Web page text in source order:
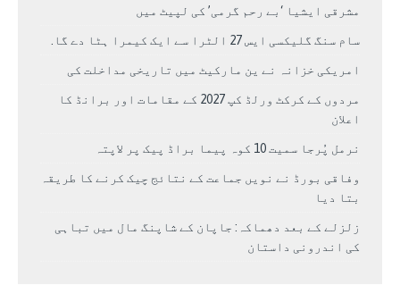
مشرقی ایشیا ‘بے رحم گرمی’ کی لپیٹ میں
سام سنگ گلیکسی ایس 27 الٹرا سے ایک کیمرا ہٹا دے گا.
امریکی خزانہ نے ین مارکیٹ میں تاریخی مداخلت کی
مردوں کے کرکٹ ورلڈ کپ 2027 کے مقامات اور برانڈ کا
اعلان
نرمل پُرجا سمیت 10 کوہ پیما براڈ پیک پر لاپتہ
وفاقی بورڈ نے نویں جماعت کے نتائج چیک کرنے کا طریقہ
بتا دیا
زلزلے کے بعد دھماکہ: جاپان کے شاپنگ مال میں تباہی
کی اندرونی داستان